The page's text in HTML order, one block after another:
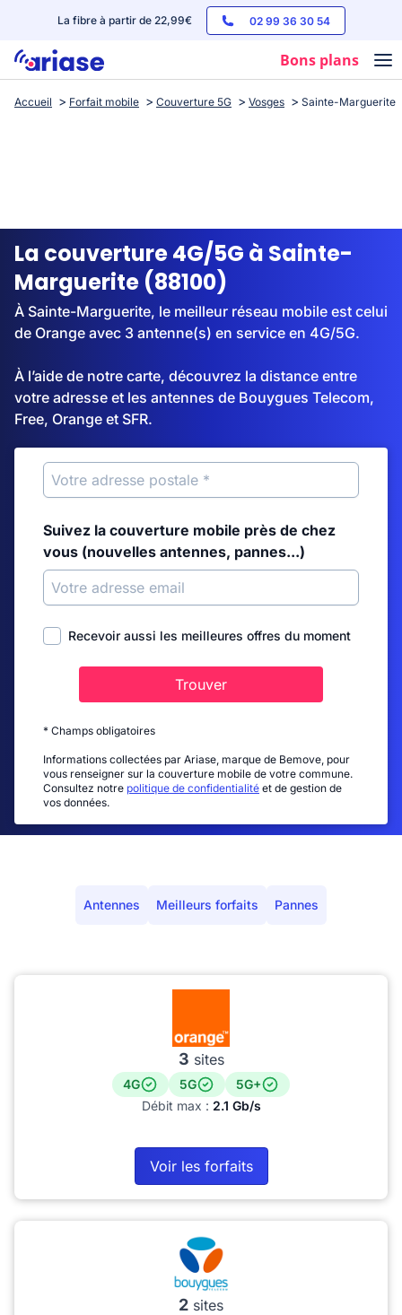
La fibre à partir de 22,99€ 02 99 36 30 54
Bons plans
Box internet
Streaming
Accueil Forfait mobile Couverture 5G Vosges Sainte-Marguerite
La couverture 4G/5G à Sainte-
Marguerite (88100)
À Sainte-Marguerite, le meilleur réseau mobile est celui
de Orange avec 3 antenne(s) en service en 4G/5G.
À l’aide de notre carte, découvrez la distance entre
votre adresse et les antennes de Bouygues Telecom,
Free, Orange et SFR.
Suivez la couverture mobile près de chez
vous (nouvelles antennes, pannes...)
Recevoir aussi les meilleures offres du moment
Trouver
* Champs obligatoires
Informations collectées par Ariase, marque de Bemove, pour
vous renseigner sur la couverture mobile de votre commune.
Consultez notre politique de confidentialité et de gestion de
vos données.
Antennes Meilleurs forfaits Pannes
3 sites
4G 5G
5G+
Débit max : 2.1 Gb/s
Voir les forfaits
2 sites